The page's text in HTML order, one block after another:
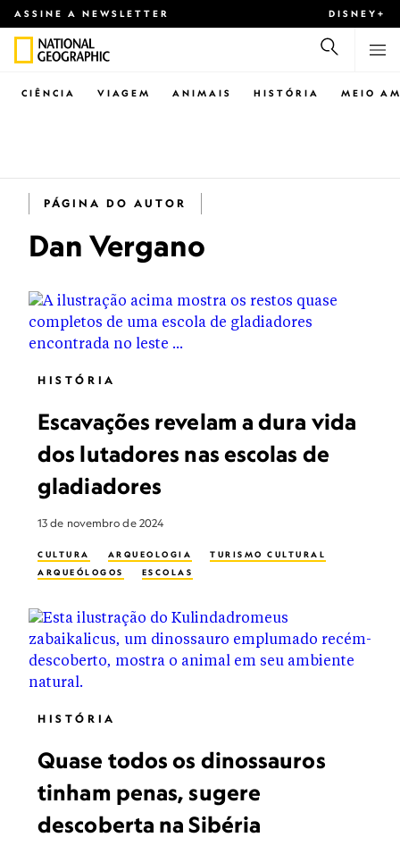
ASSINE A NEWSLETTER DISNEY+
CIÊNCIA VIAGEM ANIMAIS HISTÓRIA MEIO
PÁGINA DO AUTOR
Dan Vergano
HISTÓRIA
Escavações revelam a dura vida
dos lutadores nas escolas de
gladiadores
13 de novembro de 2024
CULTURA ARQUEOLOGIA
TURISMO CULTURAL
ARQUEÓLOGOS
ESCOLAS
HISTÓRIA
Quase todos os dinossauros
tinham penas, sugere
descoberta na Sibéria